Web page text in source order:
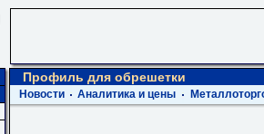
Профиль для обрешетки
Новости Аналитика и цены